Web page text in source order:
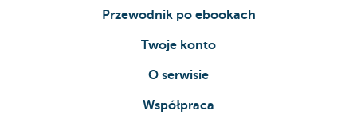
Przewodnik po ebookach
Twoje konto
O serwisie
Współpraca